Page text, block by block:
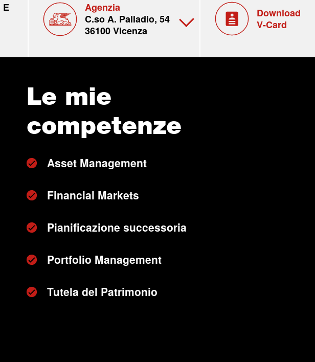
E
Agenzia
C.so A. Palladio, 54
36100 Vicenza
Download
V-Card
Le mie
competenze
Asset Management
Financial Markets
Pianificazione successoria
Portfolio Management
Tutela del Patrimonio